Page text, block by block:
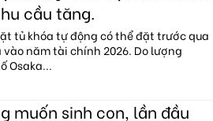
cầu tăng.
tủ khóa tự động có thể đặt trước qua
năm tài chính 2026. Do lượng
Osaka...
muốn sinh con, lần đầu